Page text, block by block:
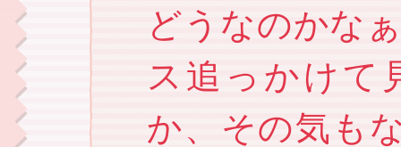
どうなのかな
ス追っかけて
か、その気も